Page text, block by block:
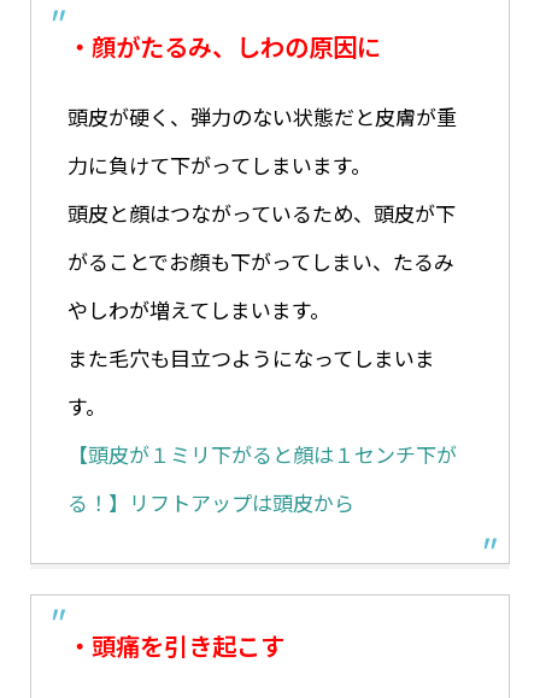
・顔がたるみ、しわの原因に
頭皮が硬く、弾力のない状態だと皮膚が重
力に負けて下がってしまいます。
頭皮と顔はつながっているため、頭皮が下
がることでお顔も下がってしまい、たるみ
やしわが増えてしまいます。
また毛穴も目立つようになってしまいま
す。
【頭皮が１ミリ下がると顔は１センチ下が
る！】リフトアップは頭皮から
・頭痛を引き起こす